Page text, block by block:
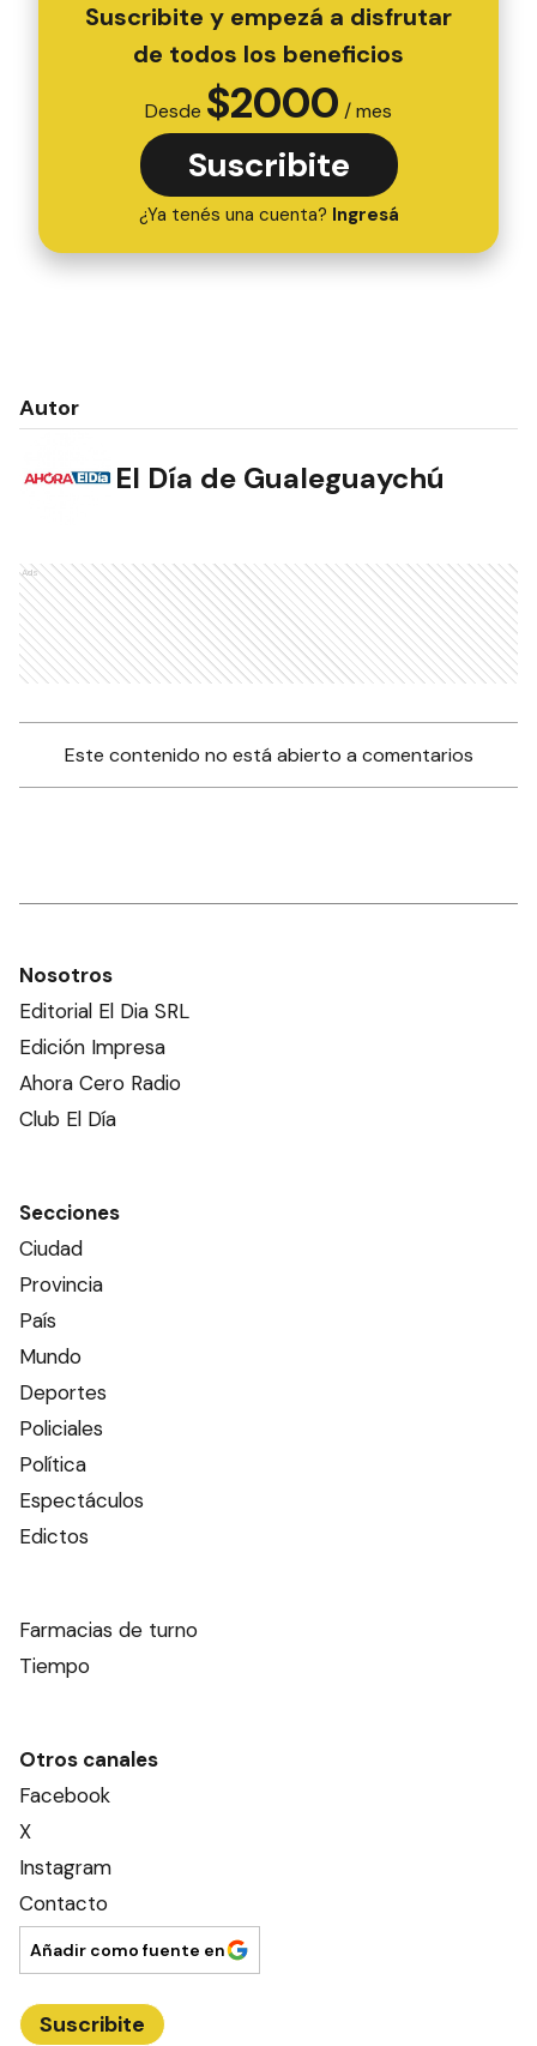
Suscribite y empezá a disfrutar
de todos los beneficios
Desde $2000 / mes
Suscribite
¿Ya tenés una cuenta? Ingresá
Autor
El Día de Gualeguaychú
Ads
Este contenido no está abierto a comentarios
Nosotros
Editorial El Dia SRL
Edición Impresa
Ahora Cero Radio
Club El Día
Secciones
Ciudad
Provincia
País
Mundo
Deportes
Policiales
Política
Espectáculos
Edictos
Farmacias de turno
Tiempo
Otros canales
Facebook
X
Instagram
Contacto
Añadir como fuente en
Suscribite